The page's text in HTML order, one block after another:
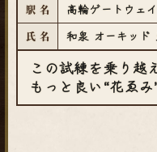
駅名 高輪ゲートウェ
氏名 和泉 オーキッド
この試練を乗り越
もっと良い“花ゑみ